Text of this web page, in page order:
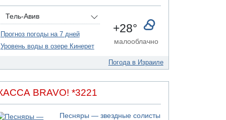
с Йоавом Элиаси
07.08.2026 17:51
БАГАЦ отказался заморозить лишение
налоговых льгот для уклонистов-харедим
07.08.2026 17:48
В Иерусалиме водитель врезался в забор и
07.08.2026 13:47
армия сообщила о ранении
Тель-Авив
Прогноз погоды на 7 дней
Уровень воды в озере Кинерет
+28°
малооблачно
Погода в Израиле
BRAVO! *3221
Песняры — звездные солисты